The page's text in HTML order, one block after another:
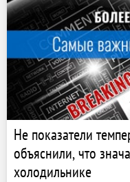
Не показатели
объяснили, что
холодильнике